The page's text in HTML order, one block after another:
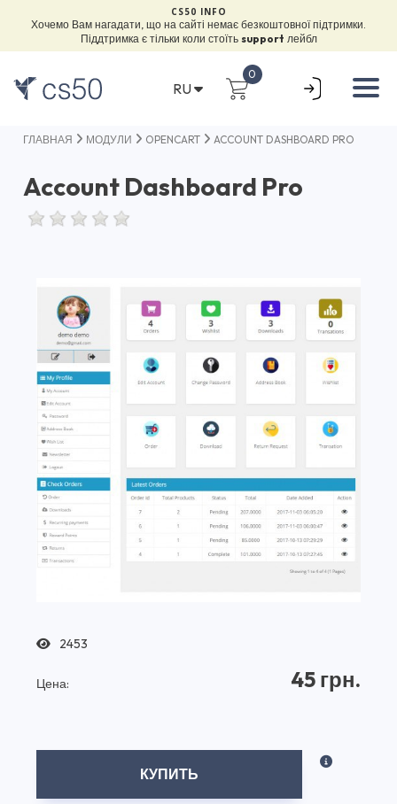
CS50 INFO
Хочемо Вам нагадати, що на сайті немає безкоштовної підтримки.
Піддтримка є тільки коли стоїть support лейбл
RU
0
ГЛАВНАЯ МОДУЛИ OPENCART ACCOUNT DASHBOARD PRO
Account Dashboard Pro
2453
Цена: 45 грн.
КУПИТЬ